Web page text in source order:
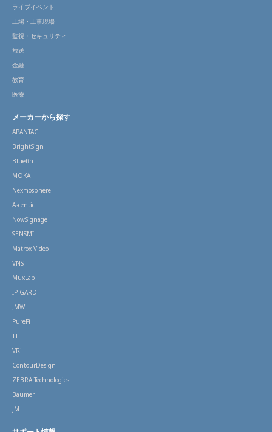
ライブイベント
工場・工事現場
監視・セキュリティ
放送
金融
教育
医療
メーカーから探す
APANTAC
BrightSign
Bluefin
MOKA
Nexmosphere
Ascentic
NowSignage
SENSMI
Matrox Video
VNS
MuxLab
IP GARD
JMW
PureFi
TTL
VRi
ContourDesign
ZEBRA Technologies
Baumer
JM